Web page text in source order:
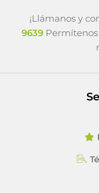
¡Llámanos y
9639Permítenos